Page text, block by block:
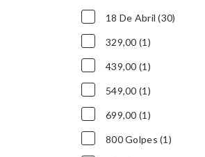
18 De Abril (30)
329,00 (1)
439,00 (1)
549,00 (1)
699,00 (1)
800 Golpes (1)